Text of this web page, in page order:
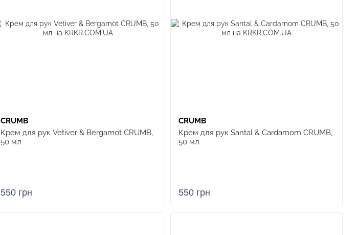
CRUMB
Крем для рук Vetiver & Bergamot CRUMB,
50 мл
550 грн
CRUMB
Крем для рук Santal & Cardamom CRUMB,
50 мл
550 грн